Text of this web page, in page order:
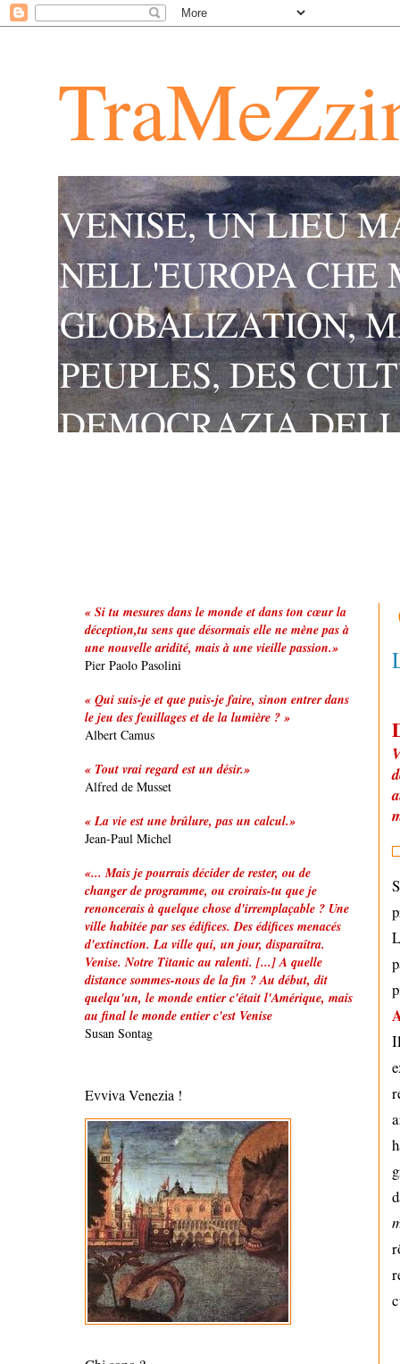
VENISE, UN LIEU
NELL'EUROPA CHE
GLOBALIZATION,
PEUPLES, DES
DEMOCRAZIA
« Si tu mesures dans le monde et dans ton cœur la
déception,tu sens que désormais elle ne mène pas à
une nouvelle aridité, mais à une vieille passion.»
Pier Paolo Pasolini
« Qui suis-je et que puis-je faire, sinon entrer dans
le jeu des feuillages et de la lumière ? »
Albert Camus
« Tout vrai regard est un désir.»
Alfred de Musset
« La vie est une brûlure, pas un calcul.»
Jean-Paul Michel
«... Mais je pourrais décider de rester, ou de
changer de programme, ou croirais-tu que je
renoncerais à quelque chose d'irremplaçable ? Une
ville habitée par ses édifices. Des édifices menacés
d'extinction. La ville qui, un jour, disparaîtra.
Venise. Notre Titanic au ralenti. [...] A quelle
distance sommes-nous de la fin ? Au début, dit
quelqu'un, le monde entier c'était l'Amérique, mais
au final le monde entier c'est Venise
Susan Sontag
Evviva Venezia !